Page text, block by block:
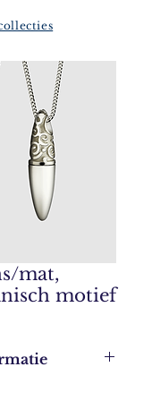
mat,
motief